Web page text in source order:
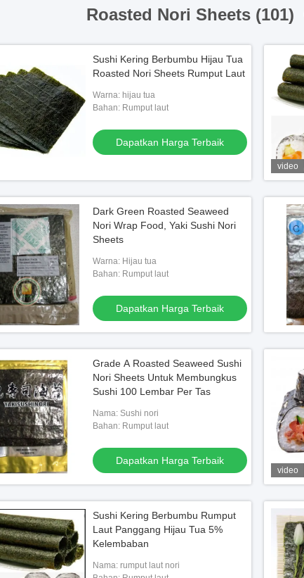
Roasted Nori Sheets (101)
Sushi Kering Berbumbu Hijau Tua
Roasted Nori Sheets Rumput Laut
Warna: hijau tua
Bahan: Rumput laut
Dapatkan Harga Terbaik
video
Dark Green Roasted Seaweed
Nori Wrap Food, Yaki Sushi Nori
Sheets
Warna: Hijau tua
Bahan: Rumput laut
Dapatkan Harga Terbaik
Grade A Roasted Seaweed Sushi
Nori Sheets Untuk Membungkus
Sushi 100 Lembar Per Tas
Nama: Sushi nori
Bahan: Rumput laut
Dapatkan Harga Terbaik
video
Sushi Kering Berbumbu Rumput
Laut Panggang Hijau Tua 5%
Kelembaban
Nama: rumput laut nori